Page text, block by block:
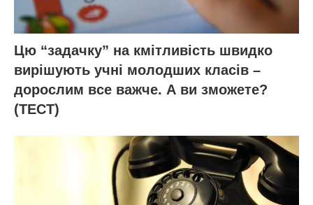
Цю “задачку” на кмітливість швидко
вирішують учні молодших класів –
дорослим все важче. А ви зможете?
(ТЕСТ)